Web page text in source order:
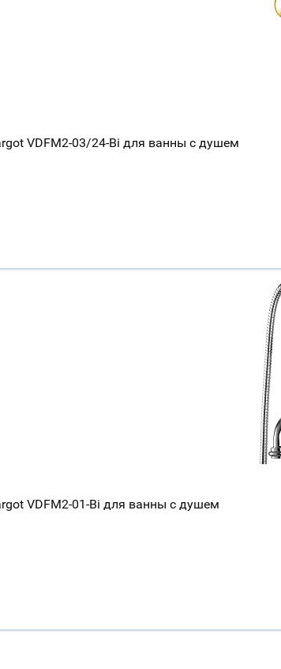
VDFM2-03/24-Bi для ванны с душем
VDFM2-01-Bi для ванны с душем
Мурманск